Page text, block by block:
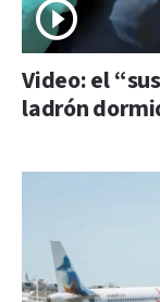
Video: el
ladrón